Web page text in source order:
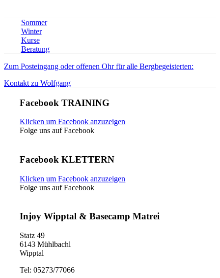
Sommer
Winter
Kurse
Beratung
Zum Posteingang oder offenen Ohr für alle Bergbegeisterten:
Kontakt zu Wolfgang
Facebook TRAINING
Klicken um Facebook anzuzeigen
Folge uns auf Facebook
Facebook KLETTERN
Klicken um Facebook anzuzeigen
Folge uns auf Facebook
Injoy Wipptal & Basecamp Matrei
Statz 49
6143 Mühlbachl
Wipptal
Tel: 05273/77066